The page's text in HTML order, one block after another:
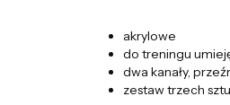
akrylowe
do treningu
dwa kanały,
zestaw trzech